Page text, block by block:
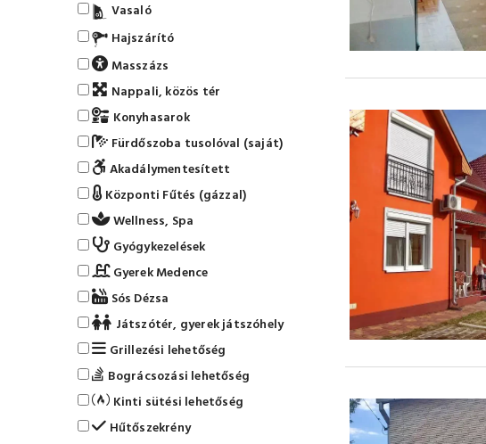
Vasaló
Hajszárító
Masszázs
Nappali, közös tér
Konyhasarok
Fürdőszoba tusolóval (saját)
Akadálymentesített
Központi Fűtés (gázzal)
Wellness, Spa
Gyógykezelések
Gyerek Medence
Sós Dézsa
Játszótér, gyerek játszóhely
Grillezési lehetőség
Bográcsozási lehetőség
Kinti sütési lehetőség
Hűtőszekrény